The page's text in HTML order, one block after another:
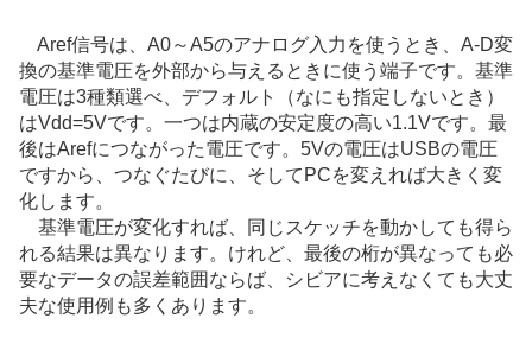
Aref信号は、A0～A5のアナログ入力を使うとき、A-D変
換の基準電圧を外部から与えるときに使う端子です。基準
電圧は3種類選べ、デフォルト（なにも指定しないとき）
はVdd=5Vです。一つは内蔵の安定度の高い1.1Vです。最
後はArefにつながった電圧です。5Vの電圧はUSBの電圧
ですから、つなぐたびに、そしてPCを変えれば大きく変
化します。
基準電圧が変化すれば、同じスケッチを動かしても得ら
れる結果は異なります。けれど、最後の桁が異なっても必
要なデータの誤差範囲ならば、シビアに考えなくても大丈
夫な使用例も多くあります。